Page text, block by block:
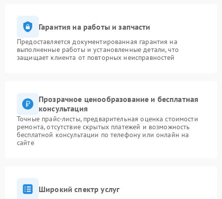
Гарантия на работы и запчасти
Предоставляется документированная гарантия на
выполненные работы и установленные детали, что
защищает клиента от повторных неисправностей
Прозрачное ценообразование и бесплатная
консультация
Точные прайс-листы, предварительная оценка стоимости
ремонта, отсутствие скрытых платежей и возможность
бесплатной консультации по телефону или онлайн на
сайте
Широкий спектр услуг